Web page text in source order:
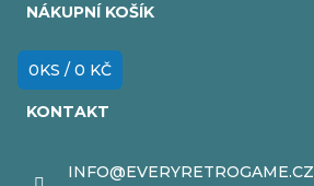
NÁKUPNÍ KOŠÍK
0KS / 0 KČ
KONTAKT
INFO@EVERYRETROGAME.CZ